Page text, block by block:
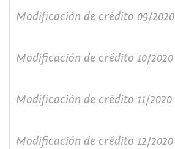
Modificación de crédito 09/2020
Modificación de crédito 10/2020
Modificación de crédito 11/2020
Modificación de crédito 12/2020